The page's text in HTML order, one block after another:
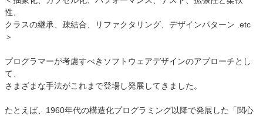
性、
クラスの継承、疎結合、リファクタリング、デザインパターン .etc
＞
プログラマーが考慮すべきソフトウェアデザインのアプローチとし
て、
さまざまな手法がこれまで登場し発展してきました。
たとえば、1960年代の構造化プログラミング以降で発展した「関心